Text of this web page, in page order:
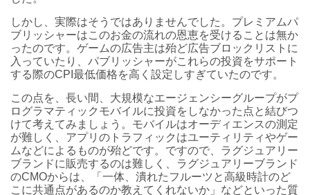
しかし、実際はそうではありませんでした。プレミアムパ
ブリッシャーはこのお金の流れの恩恵を受けることは無か
ったのです。ゲームの広告主は殆ど広告ブロックリストに
入っていたり、パブリッシャーがこれらの投資をサポート
する際のCPI最低価格を高く設定しすぎていたのです。
この点を、長い間、大規模なエージェンシーグループがプ
ログラマティックモバイルに投資をしなかった点と結びつ
けて考えてみましょう。モバイルはオーディエンスの測定
が難しく、アプリのトラフィックはユーティリティやゲー
ムなどによるものが殆どです。ですので、ラグジュアリー
ブランドに販売するのは難しく、ラグジュアリーブランド
のCMOからは、「一体、潰れたフルーツと高級時計のど
こに共通点があるのか教えてくれないか」などといった質